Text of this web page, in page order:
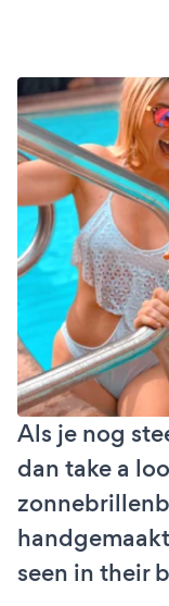
Als je nog
dan take a
seen in their